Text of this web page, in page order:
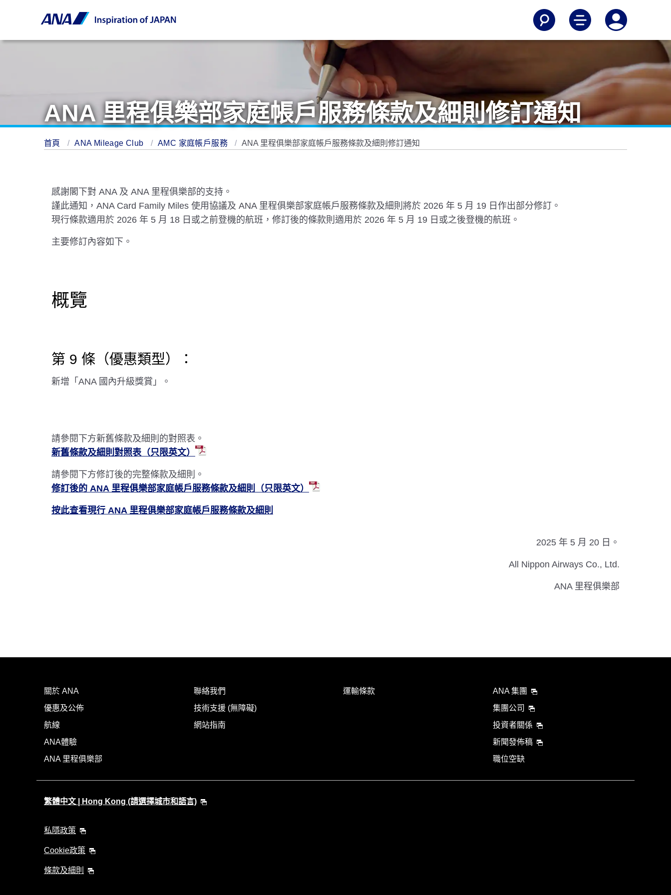
ANA 里程俱樂部家庭帳戶服務條款及細則修訂通知
首頁 ANA Mileage Club AMC 家庭帳戶服務 ANA 里程俱樂部家庭帳戶服務條款及細則修訂通知
感謝閣下對 ANA 及 ANA 里程俱樂部的支持。
謹此通知，ANA Card Family Miles 使用協議及 ANA 里程俱樂部家庭帳戶服務條款及細則將於 2026 年 5 月 19 日作出部分修訂。
現行條款適用於 2026 年 5 月 18 日或之前登機的航班，修訂後的條款則適用於 2026 年 5 月 19 日或之後登機的航班。
主要修訂內容如下。
概覽
第 9 條（優惠類型）：
新增「ANA 國內升級獎賞」。
請參閱下方新舊條款及細則的對照表。
新舊條款及細則對照表（只限英文）
請參閱下方修訂後的完整條款及細則。
修訂後的 ANA 里程俱樂部家庭帳戶服務條款及細則（只限英文）
按此查看現行 ANA 里程俱樂部家庭帳戶服務條款及細則
2025 年 5 月 20 日。
All Nippon Airways Co., Ltd.
ANA 里程俱樂部
關於 ANA
優惠及公佈
航線
ANA體驗
ANA 里程俱樂部
聯絡我們
技術支援 (無障礙)
網站指南
運輸條款
ANA 集團
集團公司
投資者關係
新聞發佈稿
職位空缺
繁體中文 | Hong Kong (請選擇城市和語言)
私隱政策
Cookie政策
條款及細則